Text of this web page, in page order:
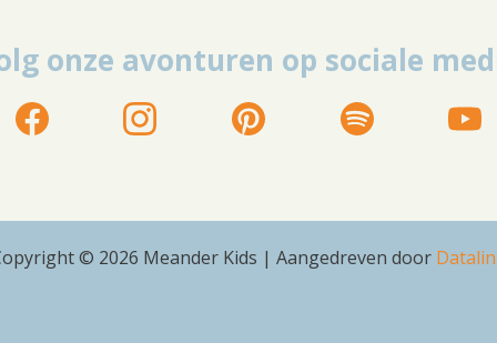
onze avonturen op sociale
© 2026 Meander Kids | Aangedreven door